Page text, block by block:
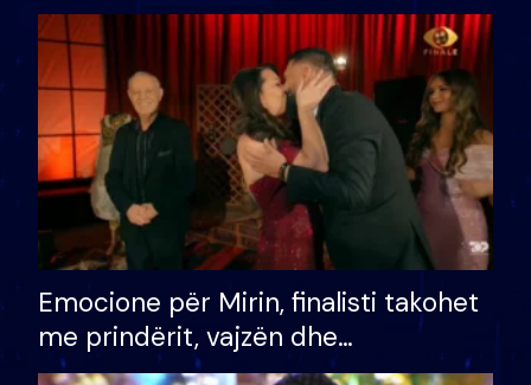
shtëpinë dhe humb mundësinë për
të fituar çmimin e madh
Emocione për Mirin, finalisti takohet
me prindërit, vajzën dhe
bashkëshorten: S’kemi ndonjë letër